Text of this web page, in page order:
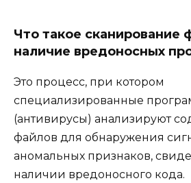
Что такое сканирование
наличие вредоносных
Это процесс, при котором
специализированные
(антивирусы) анализируют
файлов для обнаружения
аномальных признаков,
наличии вредоносного кода.